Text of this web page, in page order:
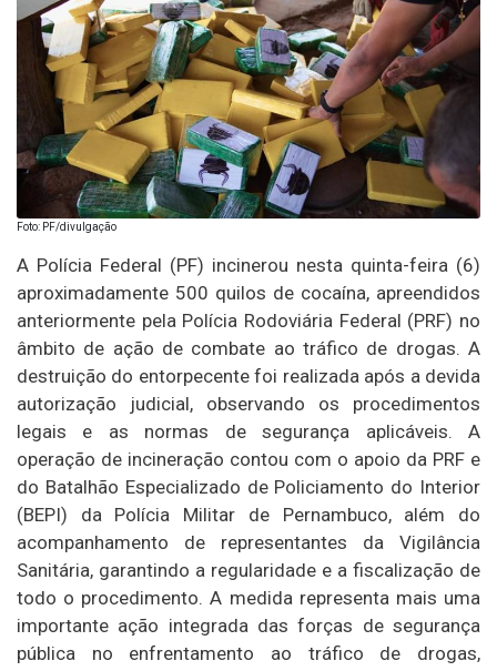
Foto: PF/divulgação
A Polícia Federal (PF) incinerou nesta quinta-feira (6)
aproximadamente 500 quilos de cocaína, apreendidos
anteriormente pela Polícia Rodoviária Federal (PRF) no
âmbito de ação de combate ao tráfico de drogas. A
destruição do entorpecente foi realizada após a devida
autorização judicial, observando os procedimentos
legais e as normas de segurança aplicáveis. A
operação de incineração contou com o apoio da PRF e
do Batalhão Especializado de Policiamento do Interior
(BEPI) da Polícia Militar de Pernambuco, além do
acompanhamento de representantes da Vigilância
Sanitária, garantindo a regularidade e a fiscalização de
todo o procedimento. A medida representa mais uma
importante ação integrada das forças de segurança
pública no enfrentamento ao tráfico de drogas,